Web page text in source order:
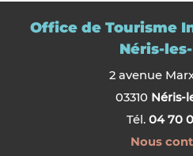
Office de Tourisme
Néris-
2 avenue
03310 Néris-
Tél. 04 70
Nous